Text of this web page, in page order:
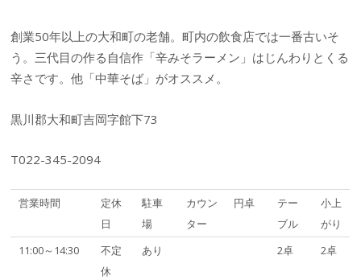
創業50年以上の大和町の老舗。町内の飲食店では一番古いそ
う。三代目の作る自信作「辛みそラーメン」はじんわりとくる
辛さです。他「中華そば」がオススメ。
黒川郡大和町吉岡字館下73
T022-345-2094
営業時間
定休
日
駐車
場
カウン
ター
円卓
テー
ブル
小上
がり
11:00～14:30
不定
休
あり 2卓 2卓